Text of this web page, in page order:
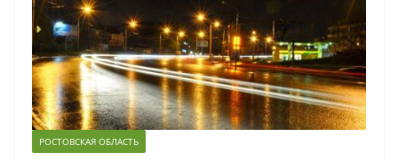
РОСТОВСКАЯ ОБЛАСТЬ